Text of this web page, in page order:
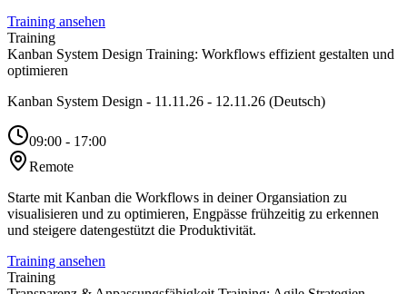
Training ansehen
Training
Kanban System Design Training: Workflows effizient gestalten und
optimieren
Kanban System Design - 11.11.26 - 12.11.26 (Deutsch)
09:00 - 17:00
Remote
Starte mit Kanban die Workflows in deiner Organsiation zu
visualisieren und zu optimieren, Engpässe frühzeitig zu erkennen
und steigere datengestützt die Produktivität.
Training ansehen
Training